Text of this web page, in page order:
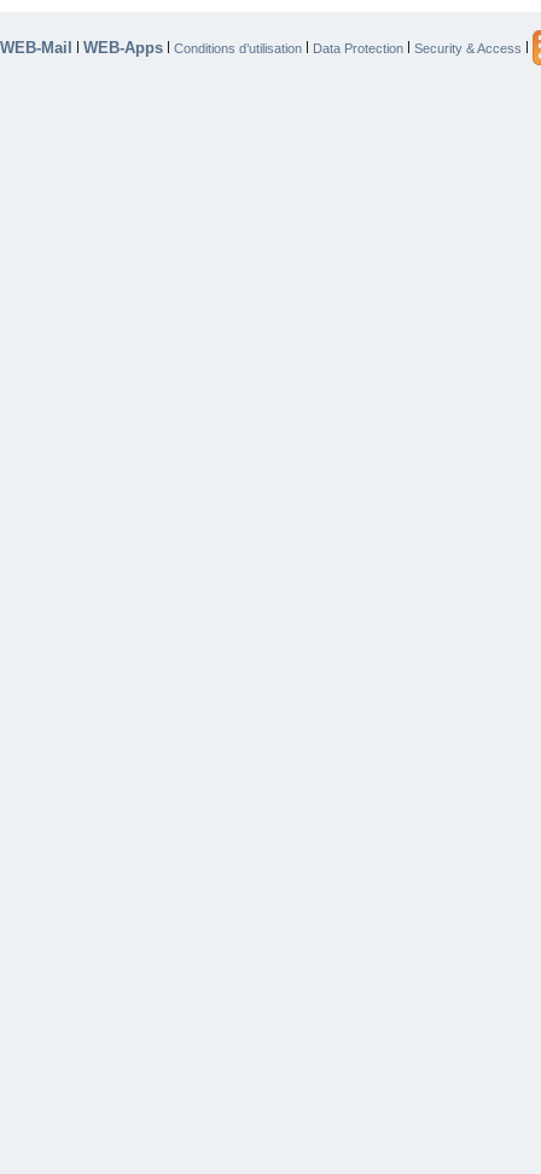
WEB-Mail | WEB-Apps | Conditions d’utilisation | Data Protection | Security & Access |